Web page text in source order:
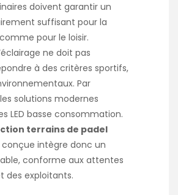
doivent garantir un
suffisant pour la
pour le loisir.
ne doit pas
à des critères sportifs,
Par
solutions modernes
LED basse consommation.
terrains de padel
conçue intègre donc un
conforme aux attentes
des exploitants.